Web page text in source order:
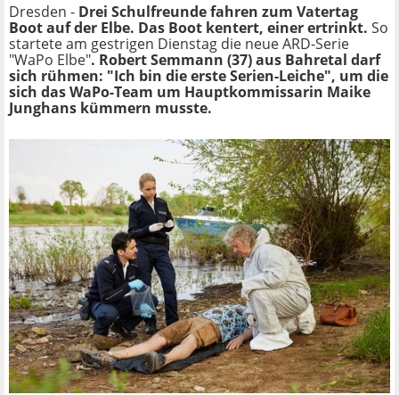
Dresden - Drei Schulfreunde fahren zum Vatertag
Boot auf der Elbe. Das Boot kentert, einer ertrinkt. So
startete am gestrigen Dienstag die neue ARD-Serie
"WaPo Elbe". Robert Semmann (37) aus Bahretal darf
sich rühmen: "Ich bin die erste Serien-Leiche", um die
sich das WaPo-Team um Hauptkommissarin Maike
Junghans kümmern musste.